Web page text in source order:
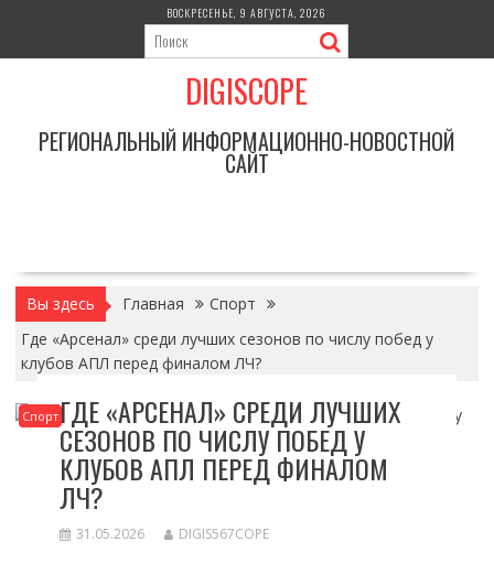
содержимому
ВОСКРЕСЕНЬЕ, 9 АВГУСТА, 2026
DIGISCOPE
РЕГИОНАЛЬНЫЙ ИНФОРМАЦИОННО-НОВОСТНОЙ
САЙТ
Вы здесь Главная
Спорт
Где «Арсенал» среди лучших сезонов по числу побед у
клубов АПЛ перед финалом ЛЧ?
СпортГДЕ «АРСЕНАЛ» СРЕДИ ЛУЧШИХ
СЕЗОНОВ ПО ЧИСЛУ ПОБЕД У
КЛУБОВ АПЛ ПЕРЕД ФИНАЛОМ
ЛЧ?
31.05.2026 DIGIS567COPE